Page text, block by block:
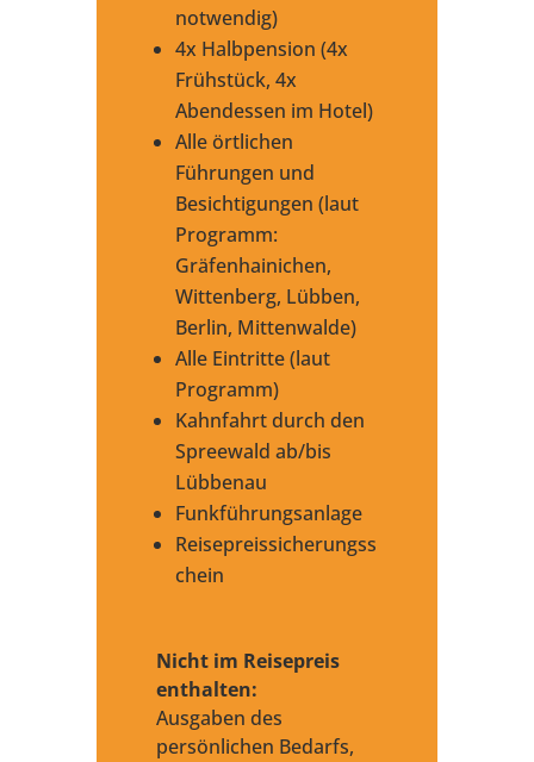
notwendig)
4x Halbpension (4x
Frühstück, 4x
Abendessen im Hotel)
Alle örtlichen
Führungen und
Besichtigungen (laut
Programm:
Gräfenhainichen,
Wittenberg, Lübben,
Berlin, Mittenwalde)
Alle Eintritte (laut
Programm)
Kahnfahrt durch den
Spreewald ab/bis
Lübbenau
Funkführungsanlage
Reisepreissicherungss
chein
Nicht im Reisepreis
enthalten:
Ausgaben des
persönlichen Bedarfs,